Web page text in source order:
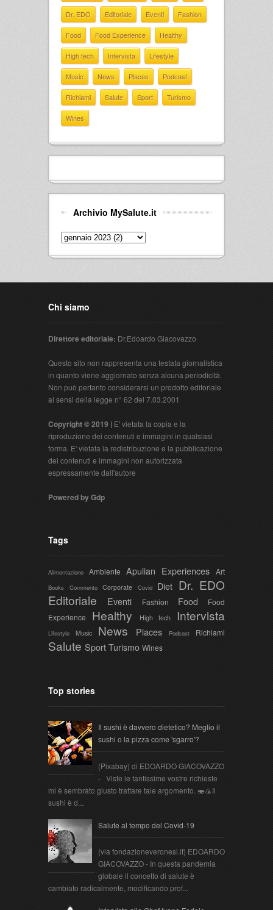
Dr. EDO Editoriale Eventi Fashion
Food Food Experience Healthy
High tech Intervista Lifestyle
Music News Places Podcast
Richiami Salute Sport Turismo
Wines
Archivio MySalute.it
Chi siamo
Direttore editoriale: Dr.Edoardo Giacovazzo
Questo sito non rappresenta una testata giornalistica
in quanto viene aggiornato senza alcuna periodicità.
Non può pertanto considerarsi un prodotto editoriale
ai sensi della legge n° 62 del 7.03.2001
Copyright © 2019 | E' vietata la copia e la
riproduzione dei contenuti e immagini in qualsiasi
forma. E' vietata la redistribuzione e la pubblicazione
dei contenuti e immagini non autorizzata
espressamente dall'autore
Powered by Gdp
Tags
Alimentazione Ambiente Apulian Experiences Art
Books Commento Corporate Covid Diet Dr. EDO
Editoriale
Eventi Fashion Food
Food
Experience
Healthy High tech Intervista
Lifestyle Music News Places Podcast Richiami
Salute SportTurismo Wines
Top stories
Il sushi è davvero dietetico? Meglio il
sushi o la pizza come 'sgarro'?
(Pixabay) di EDOARDO GIACOVAZZO
- Viste le tantissime vostre richieste
mi è sembrato giusto trattare tale argomento. 🍣🍙Il
sushi è d...
Salute al tempo del Covid-19
(via fondazioneveronesi.it) EDOARDO
GIACOVAZZO - In questa pandemia
globale il concetto di salute è
cambiato radicalmente, modificando prof...